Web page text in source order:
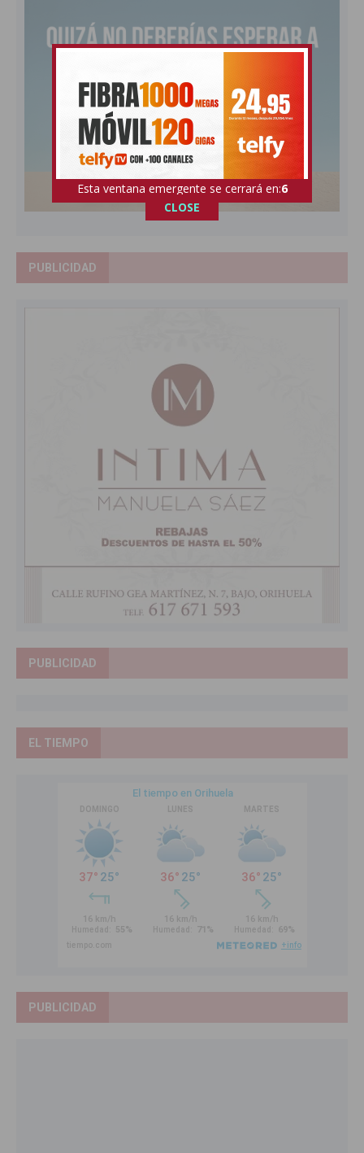
PUBLICIDAD
PUBLICIDAD
EL TIEMPO
PUBLICIDAD
Esta ventana emergente se cerrará en:5
CLOSE